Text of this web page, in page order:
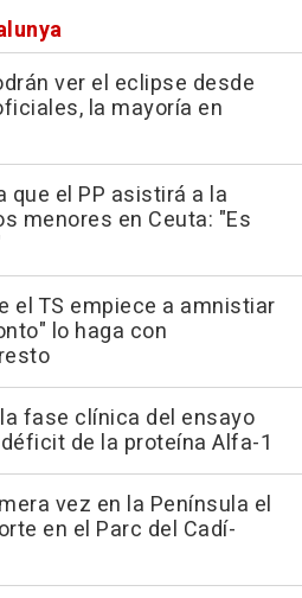
ver el eclipse desde
la mayoría en
que el PP asistirá a la
menores en Ceuta: "Es
el TS empiece a amnistiar
lo haga con
fase clínica del ensayo
déficit de la proteína Alfa-1
vez en la Península el
en el Parc del Cadí-